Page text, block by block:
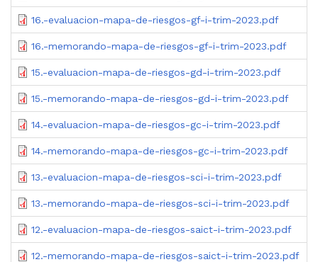
16.-evaluacion-mapa-de-riesgos-gf-i-trim-2023.pdf
16.-memorando-mapa-de-riesgos-gf-i-trim-2023.pdf
15.-evaluacion-mapa-de-riesgos-gd-i-trim-2023.pdf
15.-memorando-mapa-de-riesgos-gd-i-trim-2023.pdf
14.-evaluacion-mapa-de-riesgos-gc-i-trim-2023.pdf
14.-memorando-mapa-de-riesgos-gc-i-trim-2023.pdf
13.-evaluacion-mapa-de-riesgos-sci-i-trim-2023.pdf
13.-memorando-mapa-de-riesgos-sci-i-trim-2023.pdf
12.-evaluacion-mapa-de-riesgos-saict-i-trim-2023.pdf
12.-memorando-mapa-de-riesgos-saict-i-trim-2023.pdf